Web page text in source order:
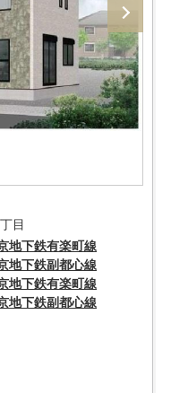
目
地下鉄有楽町線
地下鉄副都心線
地下鉄有楽町線
地下鉄副都心線